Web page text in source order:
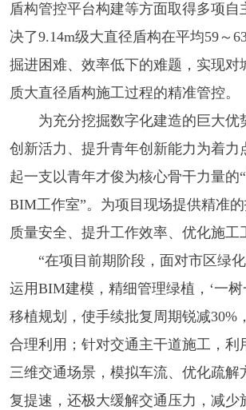
盾构管控平台构建等方面取得多项自
决了9.14m级大直径盾构在平均59～
掘进困难、效率低下的难题，实现对
质大直径盾构施工过程的精准管控。
为充分挖掘数字化建造的巨大优
创新活力、提升青年创新能力为着力
起一支以青年才俊为核心骨干力量的
BIM工作室”。为项目现场提供精准
质量安全、提升工作效率、优化施工
“在项目前期阶段，面对市区绿
运用BIM建模，精细管理绿植，‘一
移植规划，使手续批复周期锐减30%
合理利用；针对交通主干道施工，利
三维交通场景，模拟车流、优化疏解
复提速，还极大缓解交通压力，减少